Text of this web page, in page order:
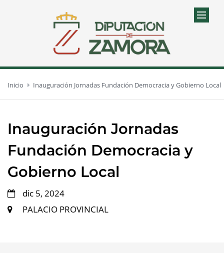
Inicio Inauguración Jornadas Fundación Democracia y Gobierno Local
Inauguración Jornadas
Fundación Democracia y
Gobierno Local
dic 5, 2024
PALACIO PROVINCIAL